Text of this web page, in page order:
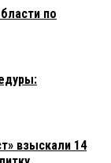
по
взыскали 14